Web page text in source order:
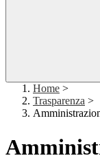
Home >
Trasparenza >